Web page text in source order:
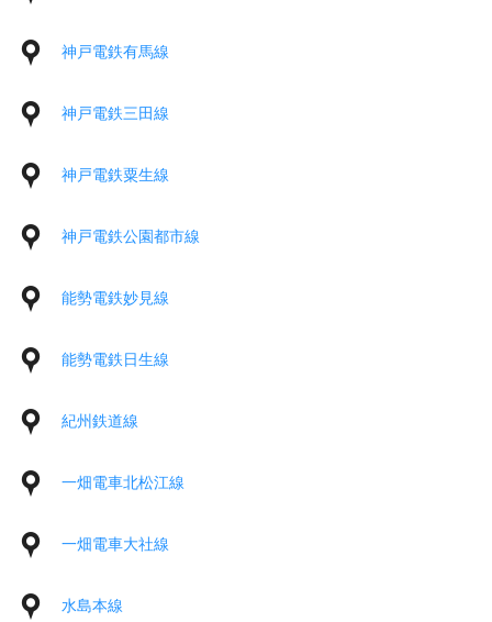
神戸電鉄有馬線
神戸電鉄三田線
神戸電鉄粟生線
神戸電鉄公園都市線
能勢電鉄妙見線
能勢電鉄日生線
紀州鉄道線
一畑電車北松江線
一畑電車大社線
水島本線